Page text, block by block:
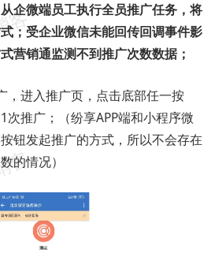
企微端员工执行全员推广任务，将
；受企业微信未能回传回调事件影
营销通监测不到推广次数数据；
，进入推广页，点击底部任一按
次推广；（纷享APP端和小程序微
钮发起推广的方式，所以不会存在
的情况）